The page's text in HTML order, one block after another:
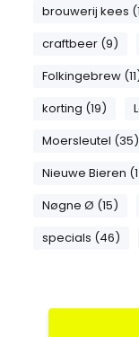
brouwerij kees
craftbeer (9)
Folkingebrew
korting (19)
Moersleutel (35)
Nieuwe Bieren
Nøgne Ø (15)
specials (46)